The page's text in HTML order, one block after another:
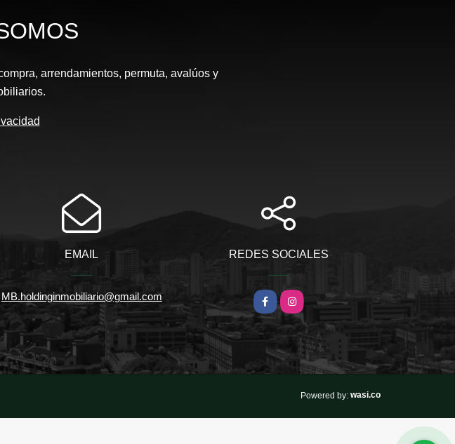
arrendamientos, permuta, avalúos y
EMAIL
MB.holdinginmobiliario@gmail.com
REDES SOCIALES
FacebookInstagram
Powered by: wasi.co